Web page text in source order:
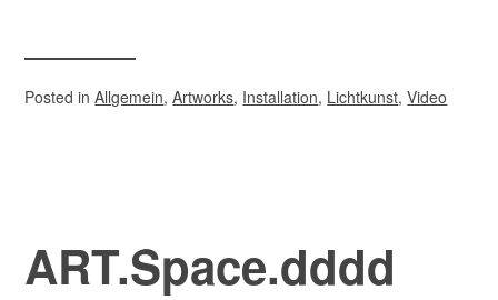
Posted inAllgemein,Artworks, Installation, Lichtkunst,Video
ART.Space.dddd